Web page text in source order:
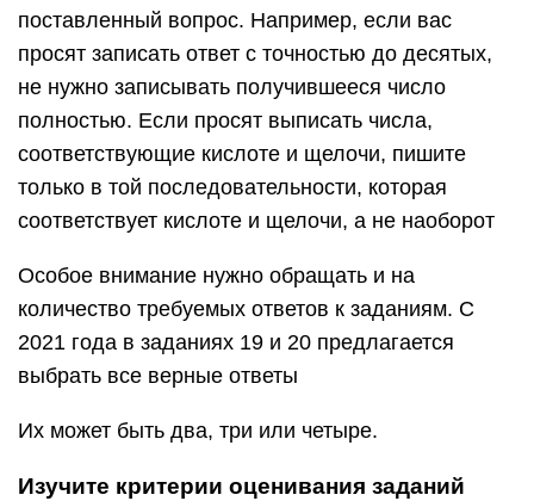
поставленный вопрос. Например, если вас
просят записать ответ с точностью до десятых,
не нужно записывать получившееся число
полностью. Если просят выписать числа,
соответствующие кислоте и щелочи, пишите
только в той последовательности, которая
соответствует кислоте и щелочи, а не наоборот
Особое внимание нужно обращать и на
количество требуемых ответов к заданиям. С
2021 года в заданиях 19 и 20 предлагается
выбрать все верные ответы
Их может быть два, три или четыре.
Изучите критерии оценивания заданий